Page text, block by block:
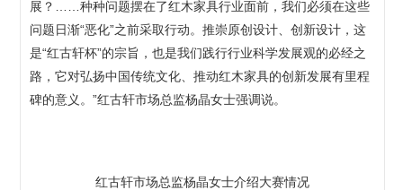
展？……种种问题摆在了红木家具行业面前，我们必须在这些
问题日渐“恶化”之前采取行动。推崇原创设计、创新设计，这
是“红古轩杯”的宗旨，也是我们践行行业科学发展观的必经之
路，它对弘扬中国传统文化、推动红木家具的创新发展有里程
碑的意义。”红古轩市场总监杨晶女士强调说。
红古轩市场总监杨晶女士介绍大赛情况